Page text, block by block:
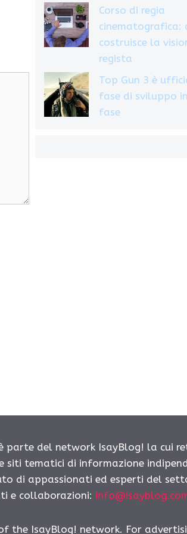
Corso di regia
cinematografica:
costruisce la
regista
Top Gun 3 è
fase di sviluppo
fase
parte del network IsayBlog! la cui
siti tematici di informazione
di appassionati ed esperti del
e collaborazioni:
the IsayBlog! network. For